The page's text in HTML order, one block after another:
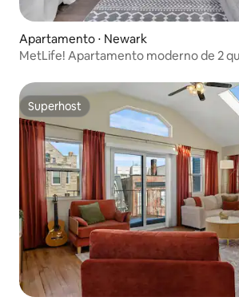
Apartamento ⋅ Newark
MetLife! Apartamento moderno de 2
Superhost
Superhost